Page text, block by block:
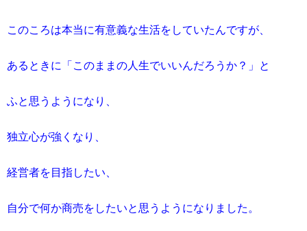
このころは本当に有意義な生活をしていたんですが、
あるときに「このままの人生でいいんだろうか？」と
ふと思うようになり、
独立心が強くなり、
経営者を目指したい、
自分で何か商売をしたいと思うようになりました。